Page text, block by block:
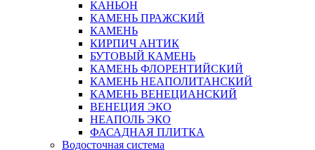
КАНЬОН
КАМЕНЬ ПРАЖСКИЙ
КАМЕНЬ
КИРПИЧ АНТИК
БУТОВЫЙ КАМЕНЬ
КАМЕНЬ ФЛОРЕНТИЙСКИЙ
КАМЕНЬ НЕАПОЛИТАНСКИЙ
КАМЕНЬ ВЕНЕЦИАНСКИЙ
ВЕНЕЦИЯ ЭКО
НЕАПОЛЬ ЭКО
ФАСАДНАЯ ПЛИТКА
Водосточная система